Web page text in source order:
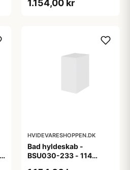
1.154,00 kr
HVIDEVARESHOPPEN.DK
Bad hyldeskab -
BSU030-233 - 114